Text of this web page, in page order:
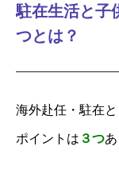
駐在生活と子
つとは？
海外赴任・駐在
ポイントは ３つあ